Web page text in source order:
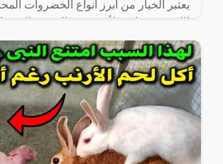
يعتبر الخيار من أبرز أنواع الخضروات
الكثيرين، خاصة لأنه شبه خالي من
ومنعش، وله فوائد كثيرة لأنه غني
كما